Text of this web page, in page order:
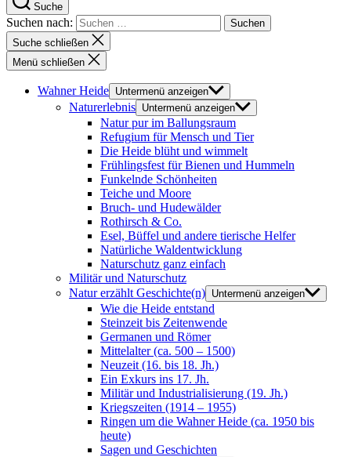
Suche
Suchen nach:
Suche schließen
Menü schließen
Wahner Heide Untermenü anzeigen
Naturerlebnis Untermenü anzeigen
Natur pur im Ballungsraum
Refugium für Mensch und Tier
Die Heide blüht und wimmelt
Frühlingsfest für Bienen und Hummeln
Funkelnde Schönheiten
Teiche und Moore
Bruch- und Hudewälder
Rothirsch & Co.
Esel, Büffel und andere tierische Helfer
Natürliche Waldentwicklung
Naturschutz ganz einfach
Militär und Naturschutz
Natur erzählt Geschichte(n) Untermenü anzeigen
Wie die Heide entstand
Steinzeit bis Zeitenwende
Germanen und Römer
Mittelalter (ca. 500 – 1500)
Neuzeit (16. bis 18. Jh.)
Ein Exkurs ins 17. Jh.
Militär und Industrialisierung (19. Jh.)
Kriegszeiten (1914 – 1955)
Ringen um die Wahner Heide (ca. 1950 bis
heute)
Sagen und Geschichten